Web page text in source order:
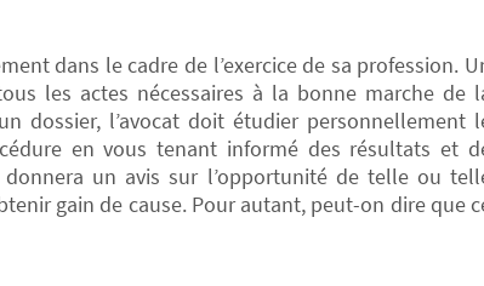
dans le cadre de l’exercice de sa profession.
les actes nécessaires à la bonne marche de
dossier, l’avocat doit étudier personnellement
en vous tenant informé des résultats et
donnera un avis sur l’opportunité de telle ou
gain de cause. Pour autant, peut-on dire que